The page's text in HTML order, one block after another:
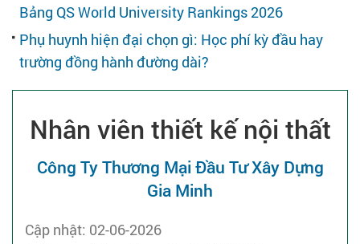
Nhà tuyển dụng
Bảng QS World University Rankings 2026
Phụ huynh hiện đại chọn gì: Học phí kỳ đầu hay
trường đồng hành đường dài?
Nhân viên thiết kế nội thất
Công Ty Thương Mại Đầu Tư Xây Dựng
Gia Minh
Cập nhật: 02-06-2026